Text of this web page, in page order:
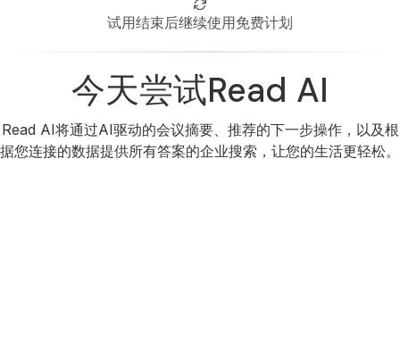
试用结束后继续使用免费计划
今天尝试Read AI
Read AI将通过AI驱动的会议摘要、推荐的下一步操作，以及根
据您连接的数据提供所有答案的企业搜索，让您的生活更轻松。